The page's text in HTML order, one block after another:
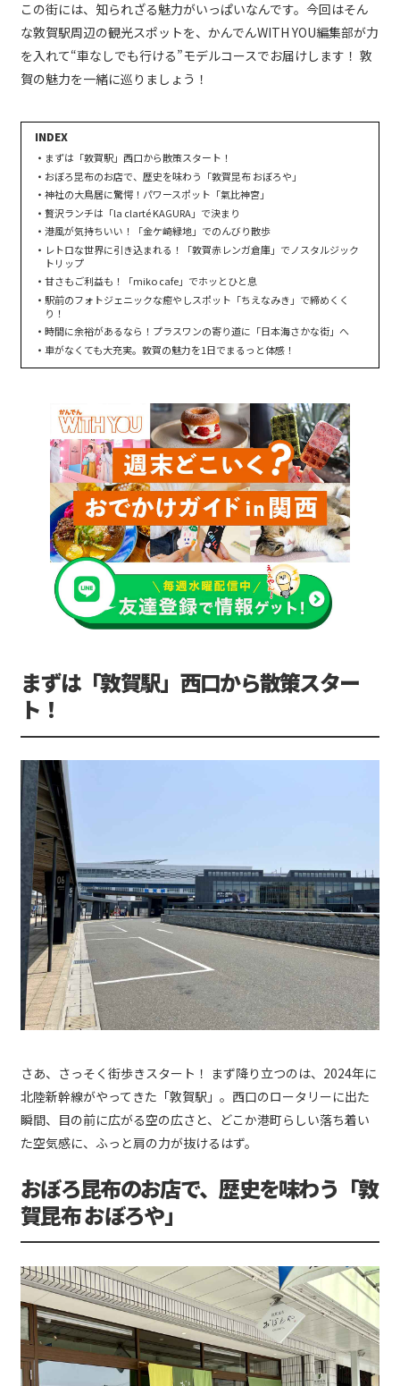
この街には、知られざる魅力がいっぱいなんです。今回はそん
な敦賀駅周辺の観光スポットを、かんでんWITH YOU編集部が力
を入れて“車なしでも行ける”モデルコースでお届けします！ 敦
賀の魅力を一緒に巡りましょう！
まずは「敦賀駅」西口から散策スタート！
おぼろ昆布のお店で、歴史を味わう「敦賀昆布 おぼろや」
神社の大鳥居に驚愕！パワースポット「氣比神宮」
贅沢ランチは「la clarté KAGURA」で決まり
港風が気持ちいい！「金ケ崎緑地」でのんびり散歩
レトロな世界に引き込まれる！「敦賀赤レンガ倉庫」でノスタルジック
トリップ
甘さもご利益も！「miko cafe」でホッとひと息
駅前のフォトジェニックな癒やしスポット「ちえなみき」で締めくく
り！
時間に余裕があるなら！プラスワンの寄り道に「日本海さかな街」へ
車がなくても大充実。敦賀の魅力を1日でまるっと体感！
まずは「敦賀駅」西口から散策スター
ト！
さあ、さっそく街歩きスタート！ まず降り立つのは、2024年に
北陸新幹線がやってきた「敦賀駅」。西口のロータリーに出た
瞬間、目の前に広がる空の広さと、どこか港町らしい落ち着い
た空気感に、ふっと肩の力が抜けるはず。
おぼろ昆布のお店で、歴史を味わう「敦
賀昆布 おぼろや」